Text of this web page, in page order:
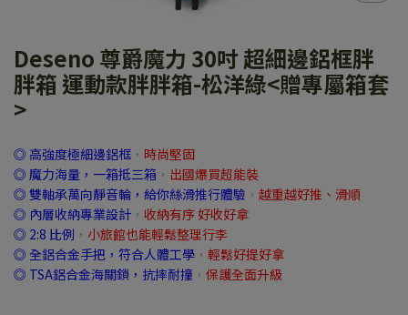
Deseno 尊爵魔力 30吋 超細邊鋁框胖
胖箱 運動款胖胖箱-松洋綠<贈專屬箱套
>
◎ 高強度極細邊鋁框 ， 時尚堅固
◎ 魔力海量，一箱抵三箱 ， 出國爆買超能裝
◎ 雙軸承萬向靜音輪，給你絲滑推行體驗 ， 越重越好推、滑順
◎ 內層收納專業設計 ， 收納有序 好收好拿
◎ 2:8 比例 ， 小旅館也能輕鬆整理行李
◎ 全鋁合金手把，符合人體工學 ， 輕鬆好提好拿
◎ TSA鋁合金海關鎖，抗摔耐撞 ， 保護全面升級